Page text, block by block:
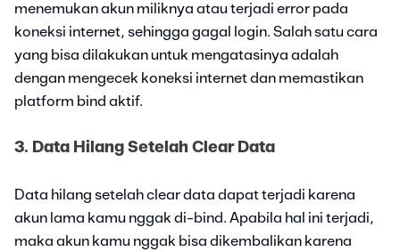
menemukan akun miliknya atau terjadi error pada
koneksi internet, sehingga gagal login. Salah satu cara
yang bisa dilakukan untuk mengatasinya adalah
dengan mengecek koneksi internet dan memastikan
platform bind aktif.
3. Data Hilang Setelah Clear Data
Data hilang setelah clear data dapat terjadi karena
akun lama kamu nggak di-bind. Apabila hal ini terjadi,
maka akun kamu nggak bisa dikembalikan karena